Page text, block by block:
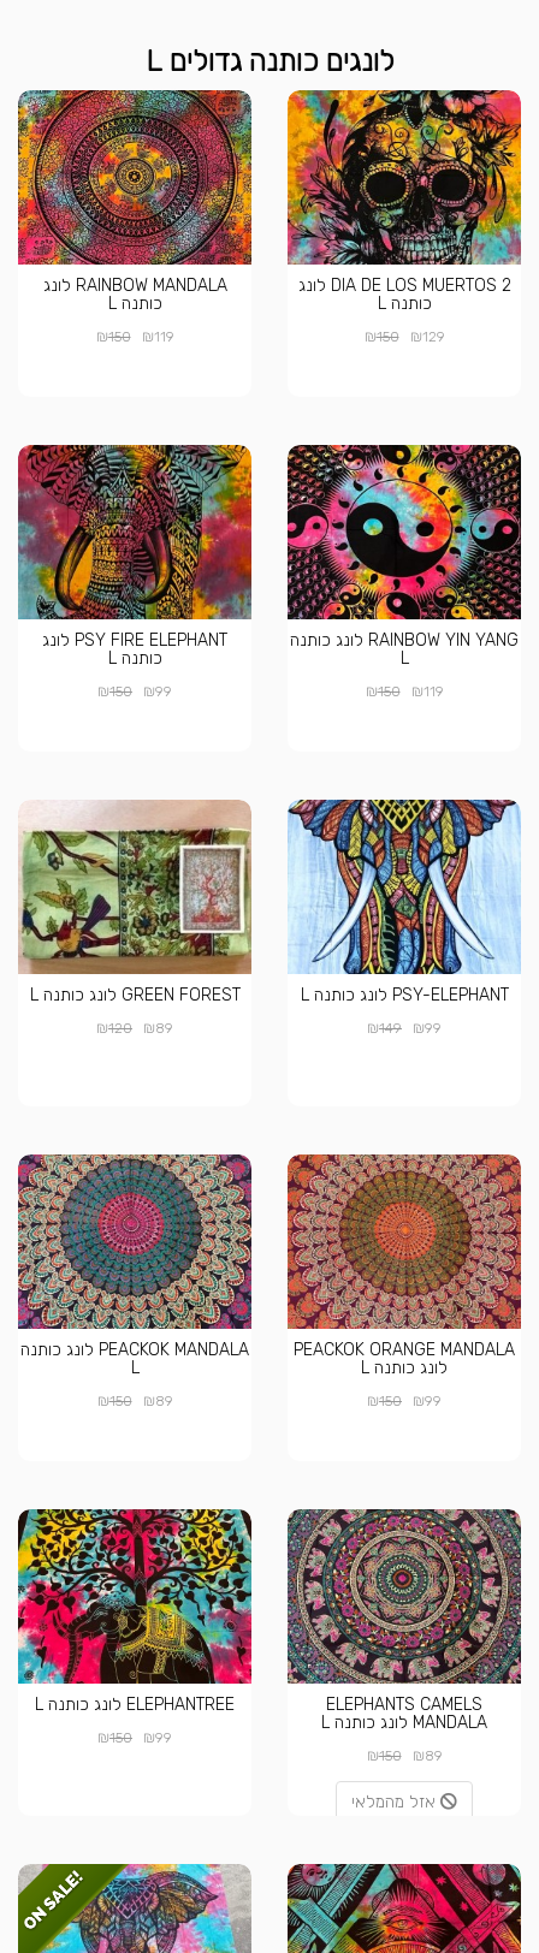
לונגים כותנה גדולים L
DIA DE LOS MUERTOS 2 לונג
כותנה L
₪129
₪150
RAINBOW MANDALA לונג
כותנה L
₪119
₪150
RAINBOW YIN YANG לונג כותנה
L
₪119
₪150
PSY FIRE ELEPHANT לונג
כותנה L
₪99
₪150
PSY-ELEPHANT לונג כותנה L
₪99
₪149
GREEN FOREST לונג כותנה L
₪89
₪120
PEACKOK ORANGE MANDALA
לונג כותנה L
₪99
₪150
PEACKOK MANDALA לונג כותנה
L
₪89
₪150
ELEPHANTS CAMELS
MANDALA לונג כותנה L
₪89
₪150
אזל מהמלאי
ELEPHANTREE לונג כותנה L
₪99
₪150